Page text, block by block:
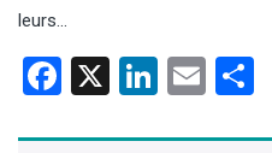
leurs…
Facebook
X